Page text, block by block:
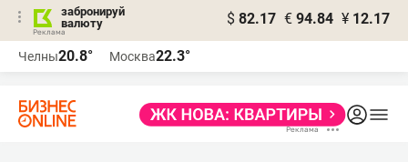
забронируй
валюту
$ 82.17 € 94.84 ¥ 12.17
Челны20.8° Москва22.3°